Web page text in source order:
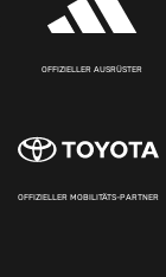
OFFIZIELLER AUSRÜSTER
OFFIZIELLER MOBILITÄTS-PARTNER